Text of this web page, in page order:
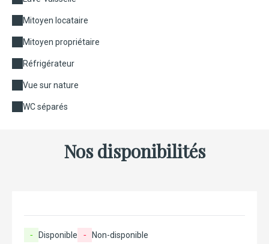
Mitoyen locataire
Mitoyen propriétaire
Réfrigérateur
Vue sur nature
WC séparés
Nos disponibilités
- Disponible - Non-disponible